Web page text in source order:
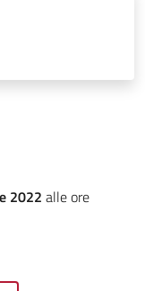
2022 alle ore